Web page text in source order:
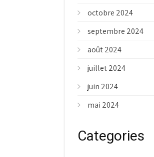
octobre 2024
septembre 2024
août 2024
juillet 2024
juin 2024
mai 2024
Categories